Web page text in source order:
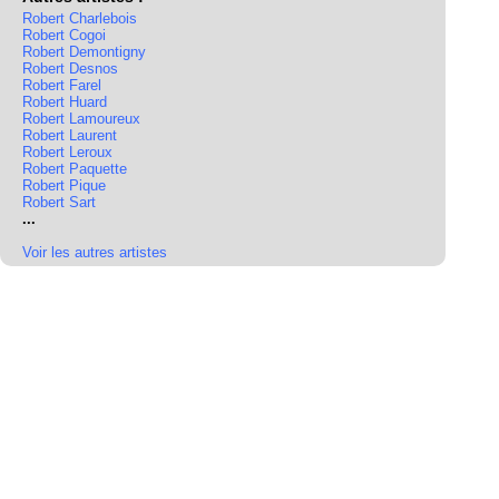
Robert Charlebois
Robert Cogoi
Robert Demontigny
Robert Desnos
Robert Farel
Robert Huard
Robert Lamoureux
Robert Laurent
Robert Leroux
Robert Paquette
Robert Pique
Robert Sart
...
Voir les autres artistes